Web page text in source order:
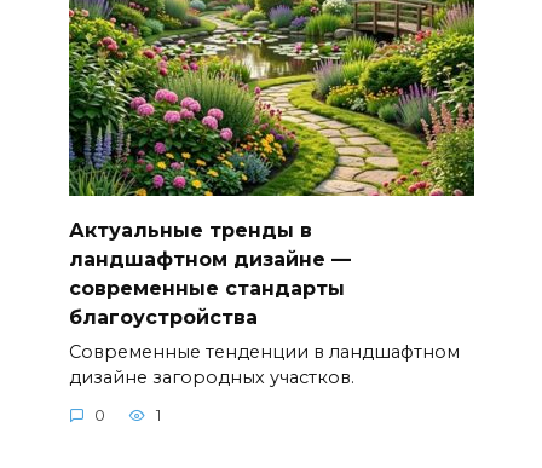
Актуальные тренды в
ландшафтном дизайне —
современные стандарты
благоустройства
Современные тенденции в ландшафтном
дизайне загородных участков.
0 1